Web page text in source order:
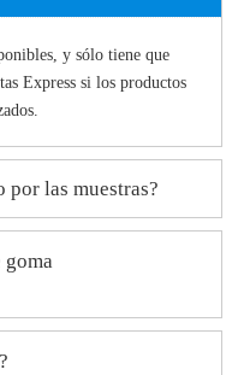
y sólo tiene que
Express si los productos
por las muestras?
goma